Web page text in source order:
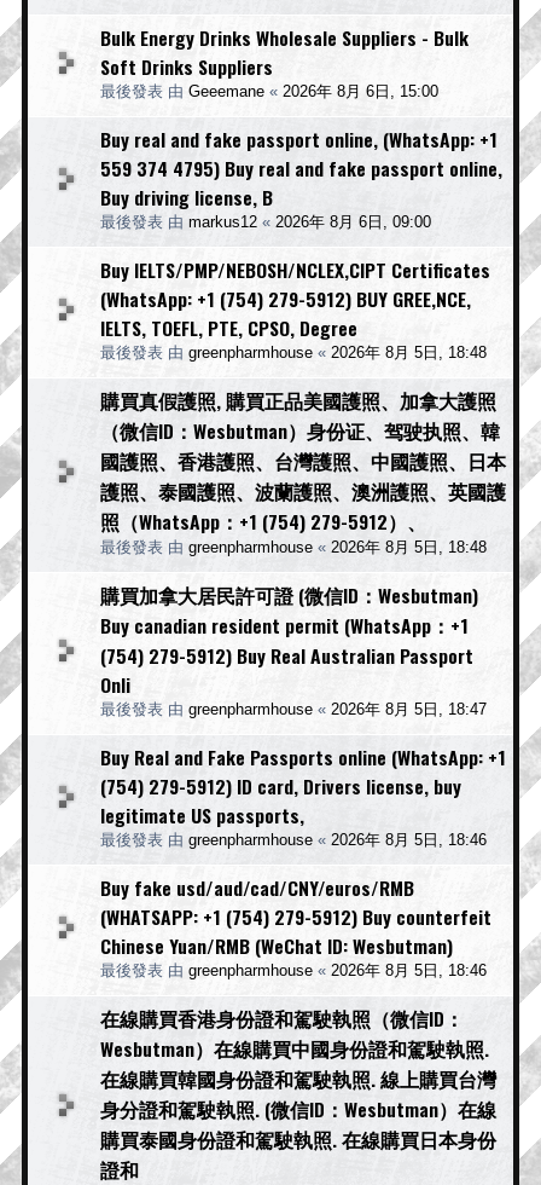
Bulk Energy Drinks Wholesale Suppliers - Bulk
Soft Drinks Suppliers
最後發表 由 Geeemane « 2026年 8月 6日, 15:00
Buy real and fake passport online, (WhatsApp: +1
559 374 4795) Buy real and fake passport online,
Buy driving license, B
最後發表 由 markus12 « 2026年 8月 6日, 09:00
Buy IELTS/PMP/NEBOSH/NCLEX,CIPT Certificates
(WhatsApp: +1 (754) 279-5912) BUY GREE,NCE,
IELTS, TOEFL, PTE, CPSO, Degree
最後發表 由 greenpharmhouse « 2026年 8月 5日, 18:48
購買真假護照, 購買正品美國護照、加拿大護照
（微信ID：Wesbutman）身份证、驾驶执照、韓
國護照、香港護照、台灣護照、中國護照、日本
護照、泰國護照、波蘭護照、澳洲護照、英國護
照（WhatsApp：+1 (754) 279-5912）、
最後發表 由 greenpharmhouse « 2026年 8月 5日, 18:48
購買加拿大居民許可證 (微信ID：Wesbutman)
Buy canadian resident permit (WhatsApp：+1
(754) 279-5912) Buy Real Australian Passport
Onli
最後發表 由 greenpharmhouse « 2026年 8月 5日, 18:47
Buy Real and Fake Passports online (WhatsApp: +1
(754) 279-5912) ID card, Drivers license, buy
legitimate US passports,
最後發表 由 greenpharmhouse « 2026年 8月 5日, 18:46
Buy fake usd/aud/cad/CNY/euros/RMB
(WHATSAPP: +1 (754) 279-5912) Buy counterfeit
Chinese Yuan/RMB (WeChat ID: Wesbutman)
最後發表 由 greenpharmhouse « 2026年 8月 5日, 18:46
在線購買香港身份證和駕駛執照（微信ID：
Wesbutman）在線購買中國身份證和駕駛執照.
在線購買韓國身份證和駕駛執照. 線上購買台灣
身分證和駕駛執照. (微信ID：Wesbutman）在線
購買泰國身份證和駕駛執照. 在線購買日本身份
證和